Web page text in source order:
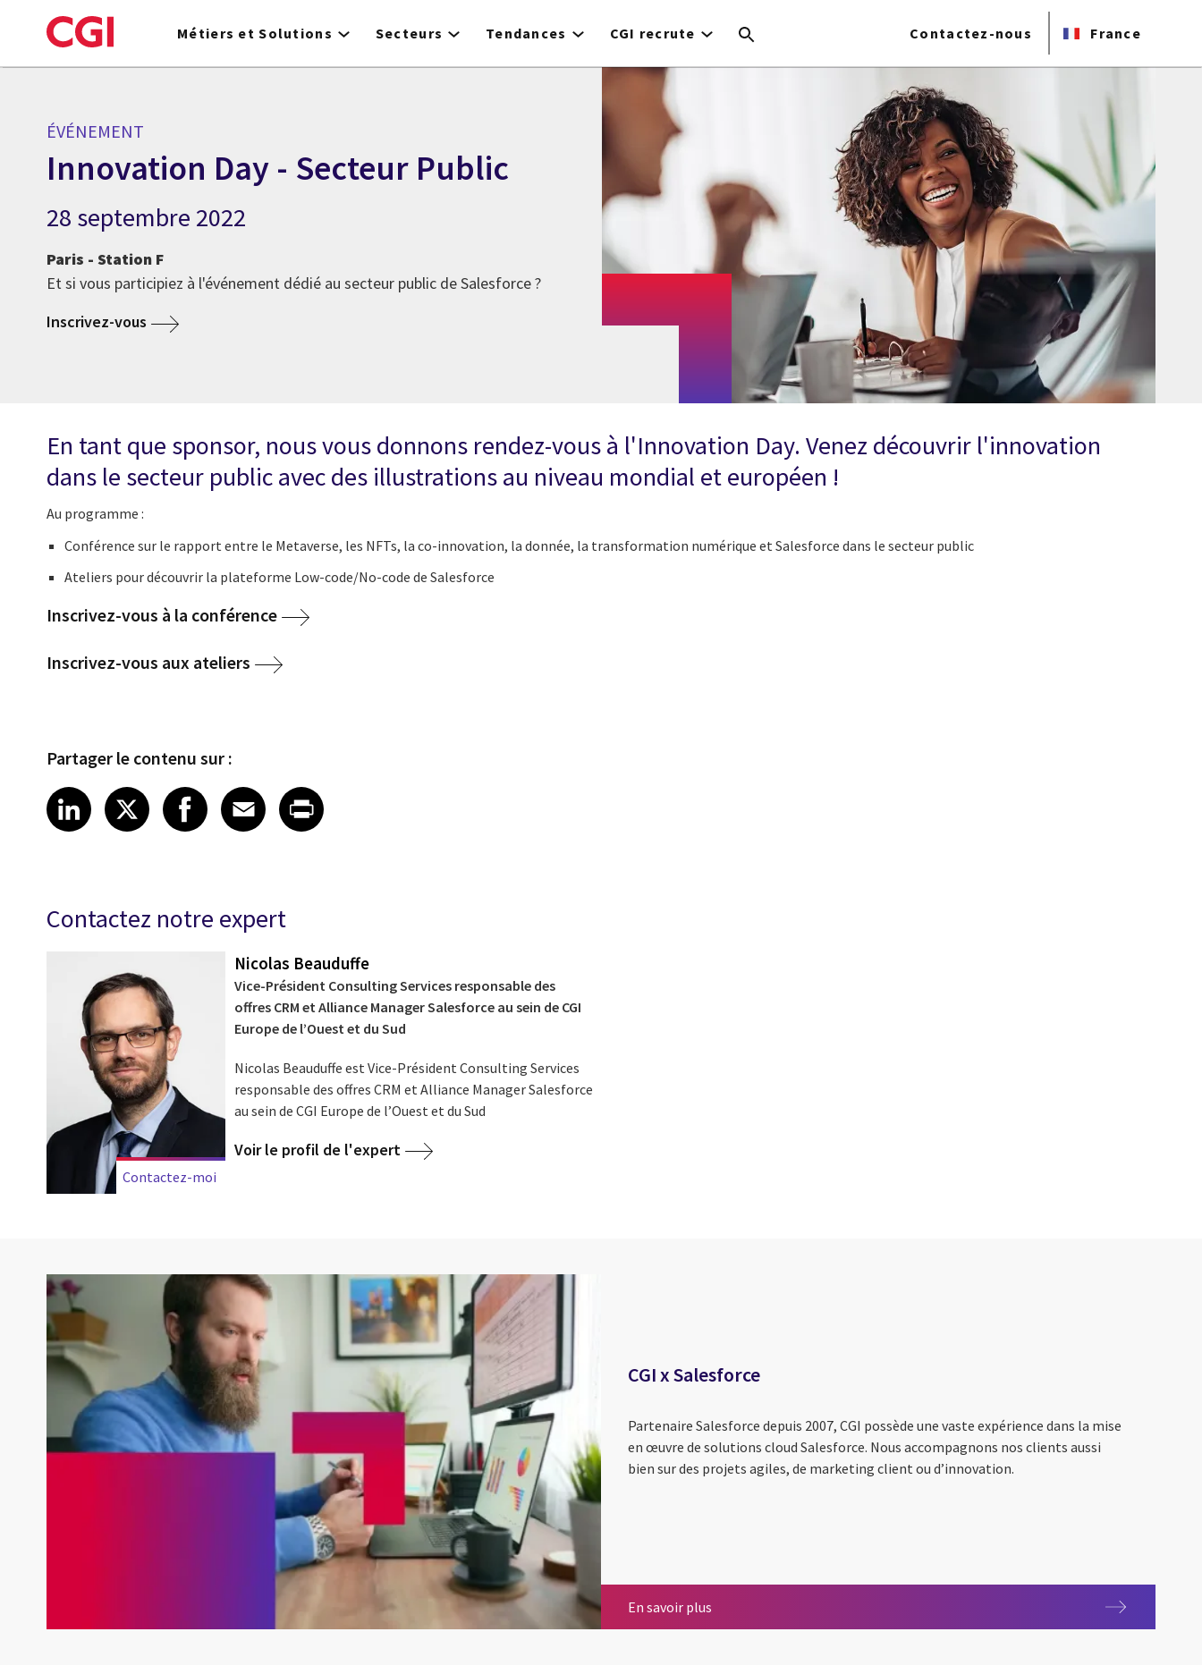
to
Métiers et Solutions Secteurs Tendances CGI recrute Contactez-nous France
ÉVÉNEMENT
Innovation Day - Secteur Public
28 septembre 2022
Paris - Station F
Et si vous participiez à l'événement dédié au secteur public de Salesforce ?
Inscrivez-vous
En tant que sponsor, nous vous donnons rendez-vous à l'Innovation Day. Venez découvrir l'innovation
dans le secteur public avec des illustrations au niveau mondial et européen !
Au programme :
Conférence sur le rapport entre le Metaverse, les NFTs, la co-innovation, la donnée, la transformation numérique et Salesforce dans le secteur public
Ateliers pour découvrir la plateforme Low-code/No-code de Salesforce
Inscrivez-vous à la conférence
Inscrivez-vous aux ateliers
Partager le contenu sur :
Share article on LinkedIn
LinkedIn
Share article on X
XShare article on Facebook
Facebook
Share article on Email
Email
Share article on Print
Contactez notre expert
Contactez-moi
Nicolas Beauduffe
Vice-Président Consulting Services responsable des
offres CRM et Alliance Manager Salesforce au sein de CGI
Europe de l’Ouest et du Sud
Nicolas Beauduffe est Vice-Président Consulting Services
responsable des offres CRM et Alliance Manager Salesforce
au sein de CGI Europe de l’Ouest et du Sud
Voir le profil de l'expert
CGI x Salesforce
Partenaire Salesforce depuis 2007, CGI possède une vaste expérience dans la mise
en œuvre de solutions cloud Salesforce. Nous accompagnons nos clients aussi
bien sur des projets agiles, de marketing client ou d’innovation.
En savoir plus